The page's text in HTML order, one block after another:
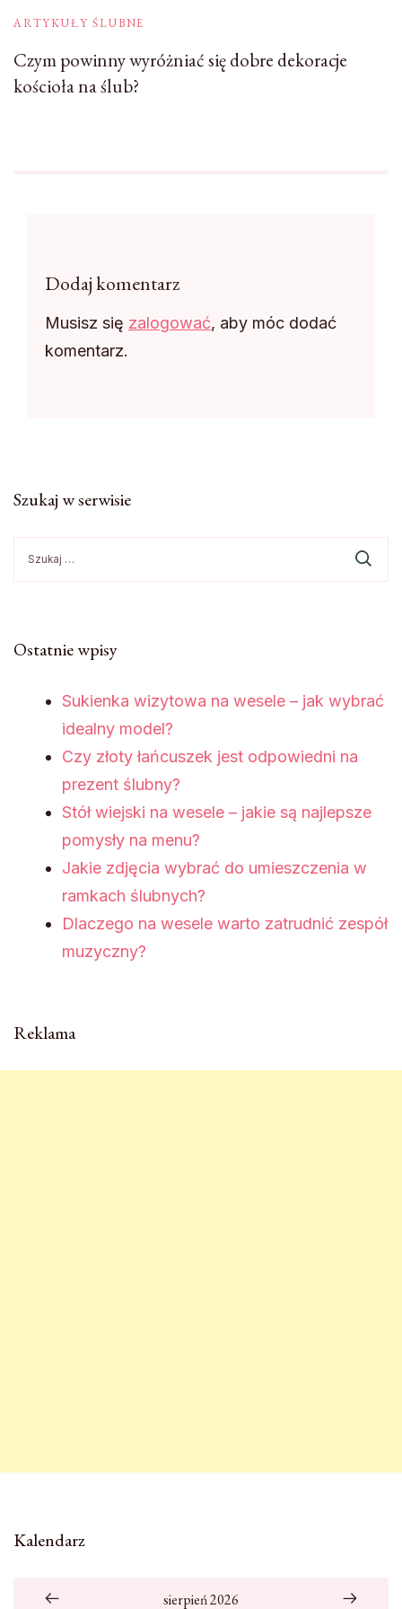
ARTYKUŁY ŚLUBNE
Czym powinny wyróżniać się dobre dekoracje
kościoła na ślub?
Dodaj komentarz
Musisz się zalogować, aby móc dodać
komentarz.
Szukaj w serwisie
Ostatnie wpisy
Sukienka wizytowa na wesele – jak wybrać
idealny model?
Czy złoty łańcuszek jest odpowiedni na
prezent ślubny?
Stół wiejski na wesele – jakie są najlepsze
pomysły na menu?
Jakie zdjęcia wybrać do umieszczenia w
ramkach ślubnych?
Dlaczego na wesele warto zatrudnić zespół
muzyczny?
Reklama
Kalendarz
sierpień 2026